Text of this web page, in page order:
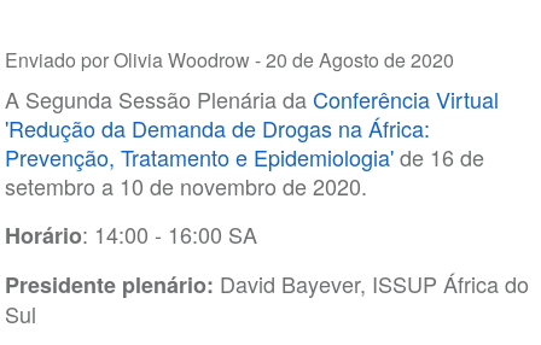
Enviado por Olivia Woodrow -20 de Agosto de 2020
A Segunda Sessão Plenária da Conferência Virtual
'Redução da Demanda de Drogas na África:
Prevenção, Tratamento e Epidemiologia'de 16 de
setembro a 10 de novembro de 2020.
Horário: 14:00 - 16:00 SA
Presidente plenário: David Bayever, ISSUP África do
Sul